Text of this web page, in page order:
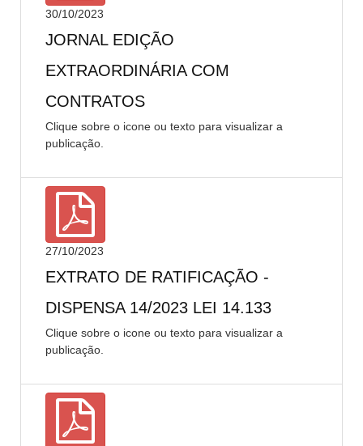
30/10/2023
JORNAL EDIÇÃO
EXTRAORDINÁRIA COM
CONTRATOS
Clique sobre o icone ou texto para visualizar a
publicação.
27/10/2023
EXTRATO DE RATIFICAÇÃO -
DISPENSA 14/2023 LEI 14.133
Clique sobre o icone ou texto para visualizar a
publicação.